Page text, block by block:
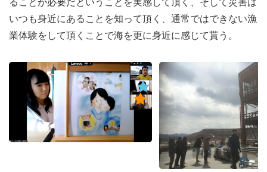
ることが必要だということを実感して頂く、そして災害は
いつも身近にあることを知って頂く、通常ではできない漁
業体験をして頂くことで海を更に身近に感じて貰う。